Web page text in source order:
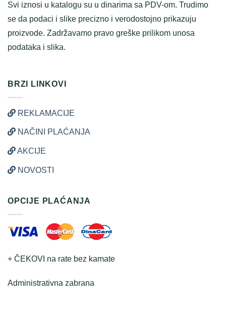
Svi iznosi u katalogu su u dinarima sa PDV-om. Trudimo
se da podaci i slike precizno i verodostojno prikazuju
proizvode. Zadržavamo pravo greške prilikom unosa
podataka i slika.
BRZI LINKOVI
REKLAMACIJE
NAČINI PLAĆANJA
AKCIJE
NOVOSTI
OPCIJE PLAĆANJA
+ ČEKOVI na rate bez kamate
Administrativna zabrana